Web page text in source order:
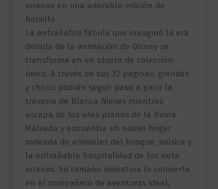
enanos en una adorable edición de
bolsillo
La entrañable fábula que inauguró la era
dorada de la animación de Disney se
transforma en un objeto de colección
único. A través de sus 32 páginas, grandes
y chicos podrán seguir paso a paso la
travesía de Blanca Nieves mientras
escapa de los viles planes de la Reina
Malvada y encuentra un nuevo hogar
rodeada de animales del bosque, música y
la entrañable hospitalidad de los siete
enanos. Su tamaño miniatura lo convierte
en el compañero de aventuras ideal,